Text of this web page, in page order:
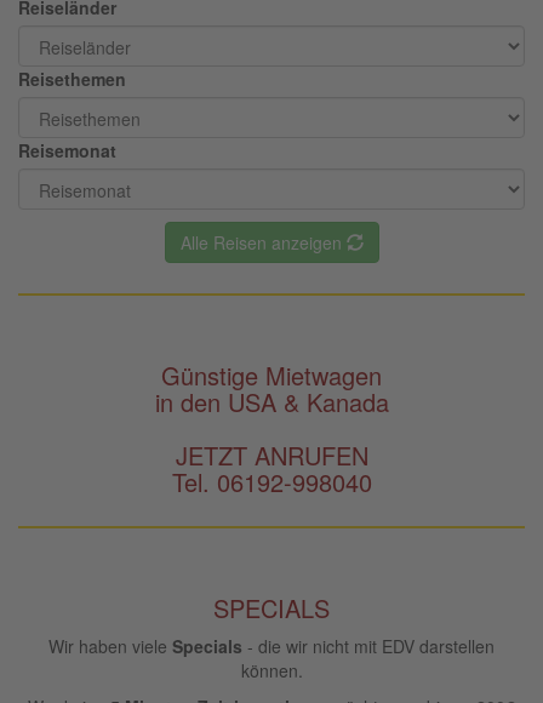
Reiseländer
Reisethemen
Reisemonat
Alle Reisen anzeigen
Günstige Mietwagen
in den USA & Kanada
JETZT ANRUFEN
Tel. 06192-998040
SPECIALS
Wir haben viele Specials - die wir nicht mit EDV darstellen
können.